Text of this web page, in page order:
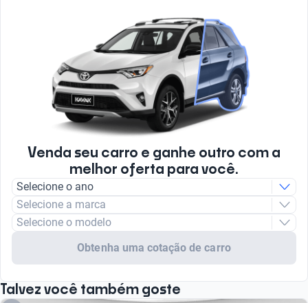
Venda seu carro e ganhe outro com a
melhor oferta para você.
Selecione o ano
Selecione a marca
Selecione o modelo
Obtenha uma cotação de carro
Talvez você também goste